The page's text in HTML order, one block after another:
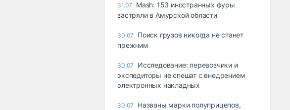
31.07
Mash: 153 иностранных фуры
застряли в Амурской области
30.07
Поиск грузов никогда не станет
прежним
30.07
Исследование: перевозчики и
экспедиторы не спешат с внедрением
электронных накладных
30.07
Названы марки полуприцепов,